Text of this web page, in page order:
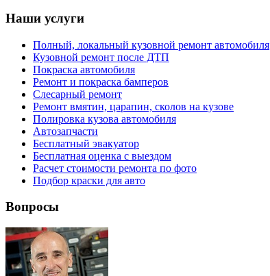
Наши услуги
Полный, локальный кузовной ремонт автомобиля
Кузовной ремонт после ДТП
Покраска автомобиля
Ремонт и покраска бамперов
Слесарный ремонт
Ремонт вмятин, царапин, сколов на кузове
Полировка кузова автомобиля
Автозапчасти
Бесплатный эвакуатор
Бесплатная оценка с выездом
Расчет стоимости ремонта по фото
Подбор краски для авто
Вопросы